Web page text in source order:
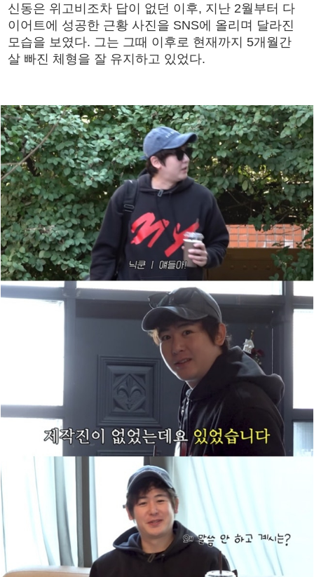
신동은 위고비조차 답이 없던 이후, 지난 2월부터 다
이어트에 성공한 근황 사진을 SNS에 올리며 달라진
모습을 보였다. 그는 그때 이후로 현재까지 5개월간
살 빠진 체형을 잘 유지하고 있었다.